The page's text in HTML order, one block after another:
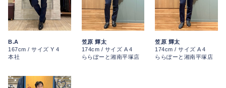
B.A
167cm / サイズ Y 4
本社
笠原 輝太
174cm / サイズ A 4
ららぽーと湘南平塚店
笠原 輝太
174cm / サイズ A 4
ららぽーと湘南平塚店